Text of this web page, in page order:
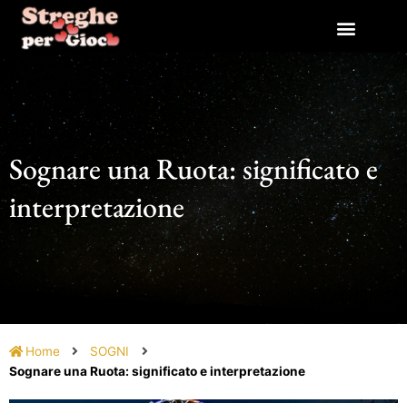
contenuto
Sognare una Ruota: significato e
interpretazione
Home
SOGNI
Sognare una Ruota: significato e interpretazione